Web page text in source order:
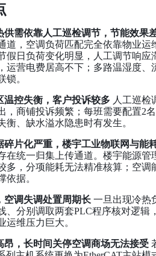
供需依靠人工巡检调节，节能效果
道，空调负荷匹配完全依靠物业
假日负荷变化明显，人工调节响
运营电费居高不下；多路温湿度
锁。
温控失衡，客户投诉较多 人工巡检
，商铺投诉频繁；每班需要配置2
衡、缺水溢水隐患时有发生。
碎片化严重，楼宇工业物联网与能
在统一归集上传通道。楼宇能源
多，分项能耗无法精准核算；空
依据。
空调失调处置周期长 一旦出现冷热
、分别调取两套PLC程序核对逻
运维压力巨大。
昂，长时间关停空调商场无法接受